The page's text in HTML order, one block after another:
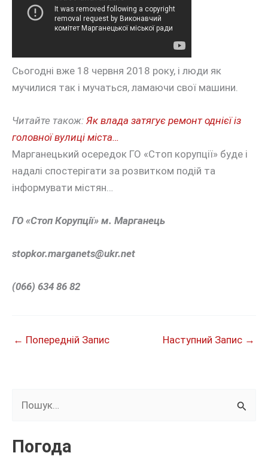
Сьогодні вже 18 червня 2018 року, і люди як
мучилися так і мучаться, ламаючи свої машини.
Читайте також: Як влада затягує ремонт однієї із
головної вулиці міста…
Марганецький осередок ГО «Стоп корупції» буде і
надалі спостерігати за розвитком подій та
інформувати містян…
ГО «Стоп Корупції» м. Марганець
stopkor.marganets@ukr.net
(066) 634 86 82
← Попередній Запис Наступний Запис →
к
Погода